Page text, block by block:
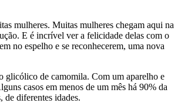
mulheres. Muitas mulheres chegam aqui na
E é incrível ver a felicidade delas com o
no espelho e se reconhecerem, uma nova
glicólico de camomila. Com um aparelho e
casos em menos de um mês há 90% da
de diferentes idades.